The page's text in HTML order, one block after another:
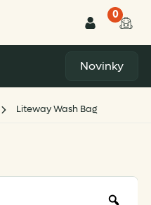
0
Novinky
Liteway Wash Bag